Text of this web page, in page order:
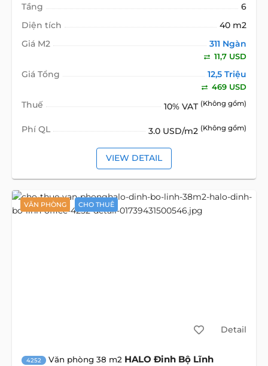
Tầng
6
Diện tích
40 m2
Giá M2
311 Ngàn
11,7 USD
Giá Tổng 12,5 Triệu
469 USD
Thuế 10% VAT (Không gồm)
Phí QL 3.0 USD/m2 (Không gồm)
VIEW DETAIL
VĂN PHÒNG CHO THUÊ
Detail
4252 Văn phòng 38 m2 HALO Đinh Bộ Lĩnh